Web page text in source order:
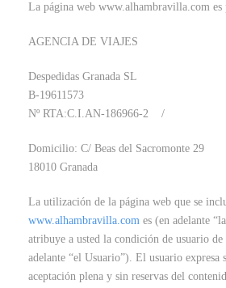
La página web www.alhambravilla.com es
AGENCIA DE VIAJES
Despedidas Granada SL
B-19611573
Nº RTA:C.I.AN-186966-2 /
Domicilio: C/ Beas del Sacromonte 29
18010 Granada
La utilización de la página web que se
www.alhambravilla.com es (en adelante
atribuye a usted la condición de usuario
adelante “el Usuario”). El usuario expresa
aceptación plena y sin reservas del